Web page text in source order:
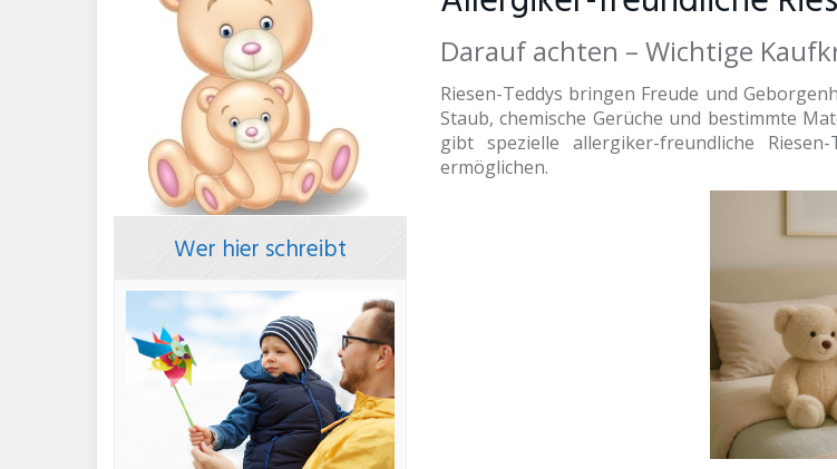
Darauf achten – Wichtige
Riesen-Teddys bringen Freude und
Staub, chemische Gerüche und bestimmte
gibt spezielle allergiker-freundliche
ermöglichen.
Wer hier schreibt